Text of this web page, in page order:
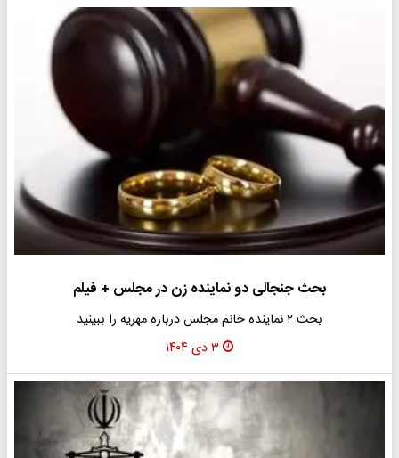
بحث جنجالی دو نماینده زن در مجلس + فیلم
بحث ۲ نماینده خانم مجلس درباره مهریه را ببینید
۳ دی ۱۴۰۴